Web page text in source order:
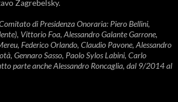
Zagrebelsky.
di Presidenza Onoraria: Piero Bellini,
Vittorio Foa, Alessandro Galante Garrone,
Federico Orlando, Claudio Pavone, Alessandro
Gennaro Sasso, Paolo Sylos Labini, Carlo
parte anche Alessandro Roncaglia, dal 9/2014 al